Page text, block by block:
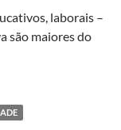
laborais –
são maiores do